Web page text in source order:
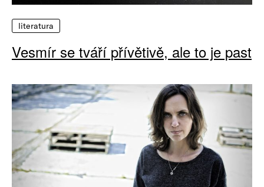
literatura
Vesmír se tváří přívětivě, ale to je past